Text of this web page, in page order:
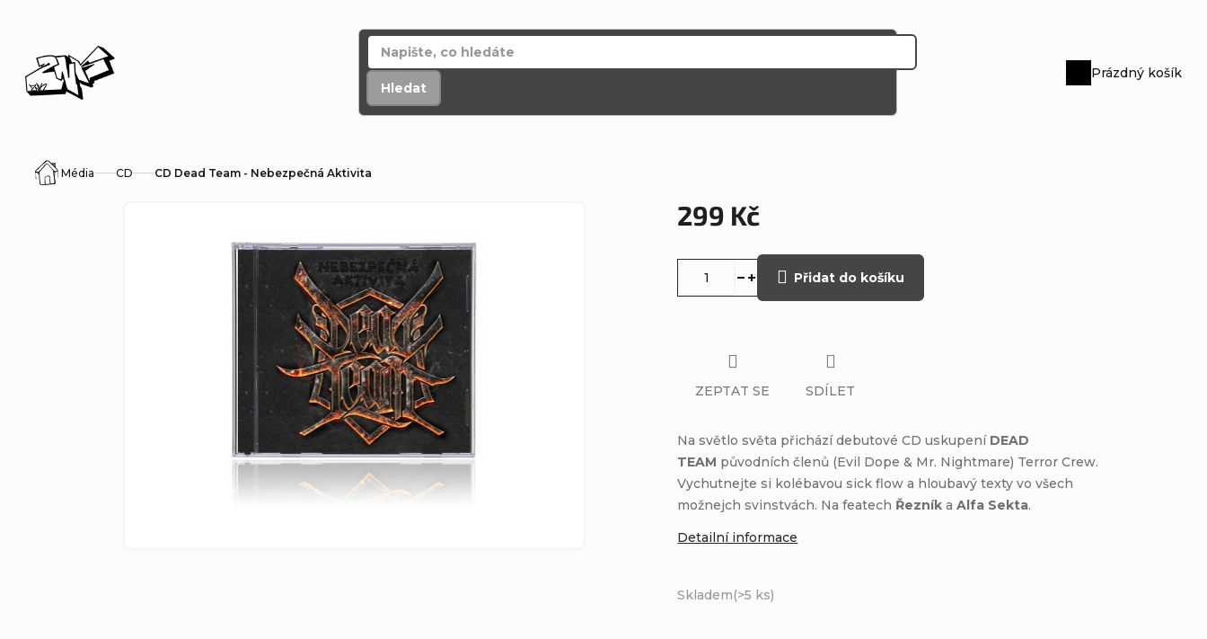
obsah
Hledat
Nákupní
Prázdný košík
Domů
Média CD CD Dead Team - Nebezpečná Aktivita
299 Kč
Skladem(>5 ks)
Přidat do košíku
Na světlo světa přichází debutové CD uskupení DEAD
TEAM původních členů (Evil Dope & Mr. Nightmare) Terror Crew.
Vychutnejte si kolébavou sick flow a hloubavý texty vo všech
možnejch svinstvách. Na featech Řezník aAlfa Sekta.
Detailní informace
ZEPTAT SE SDÍLET